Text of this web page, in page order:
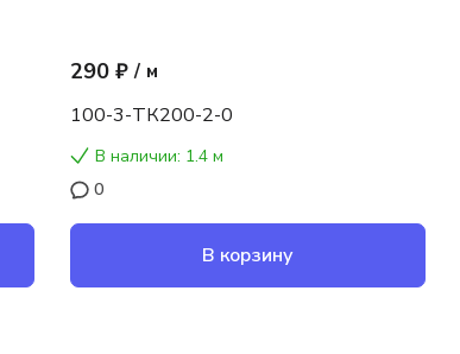
290 ₽ / м
100-3-ТК200-2-0
В наличии: 1.4 м
0
В корзину